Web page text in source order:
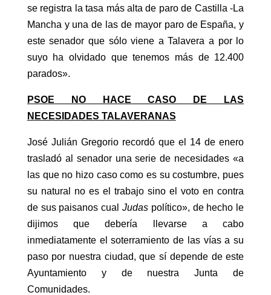
se registra la tasa más alta de paro de Castilla -La
Mancha y una de las de mayor paro de España, y
este senador que sólo viene a Talavera a por lo
suyo ha olvidado que tenemos más de 12.400
parados».
PSOE NO HACE CASO DE LAS
NECESIDADES TALAVERANAS
José Julián Gregorio recordó que el 14 de enero
trasladó al senador una serie de necesidades «a
las que no hizo caso como es su costumbre, pues
su natural no es el trabajo sino el voto en contra
de sus paisanos cual Judas político», de hecho le
dijimos que debería llevarse a cabo
inmediatamente el soterramiento de las vías a su
paso por nuestra ciudad, que sí depende de este
Ayuntamiento y de nuestra Junta de
Comunidades.